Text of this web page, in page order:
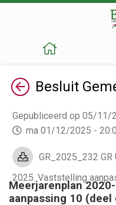
TerugBesluit
Gepubliceerd op 05/11/
ma 01/12/2025 -
GR_2025_232
2025. Vaststelling
Meerjarenplan
aanpassing 10